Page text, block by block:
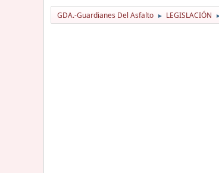
GDA.-Guardianes Del Asfalto ► LEGISLACIÓN